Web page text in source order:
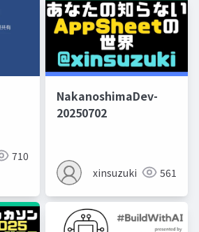
710
NakanoshimaDev-
20250702
xinsuzuki 561